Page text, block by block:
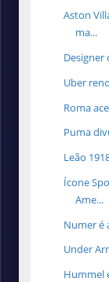
Aston
ma...
Designer
Uber
Roma
Puma
Leão
Ícone
Ame...
Numer é
Under
Hummel